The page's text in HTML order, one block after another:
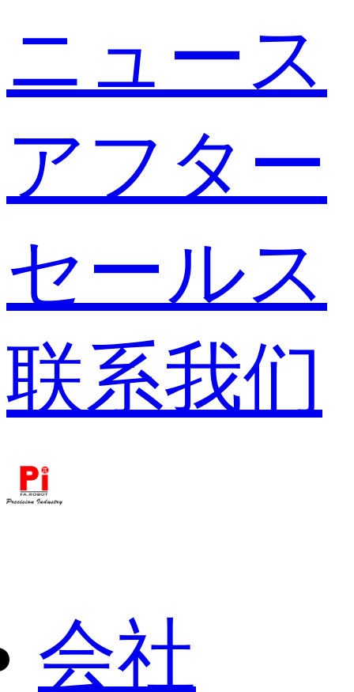
ニュース
アフター
セールス
联系我们
会社